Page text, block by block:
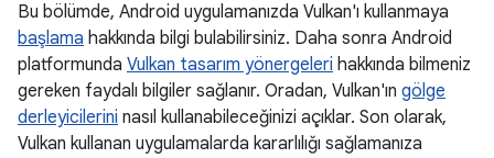
Bu bölümde, Android uygulamanızda Vulkan'ı kullanmaya
başlama hakkında bilgi bulabilirsiniz. Daha sonra Android
platformunda Vulkan tasarım yönergeleri hakkında bilmeniz
gereken faydalı bilgiler sağlanır. Oradan, Vulkan'ın gölge
derleyicilerini nasıl kullanabileceğinizi açıklar. Son olarak,
Vulkan kullanan uygulamalarda kararlılığı sağlamanıza